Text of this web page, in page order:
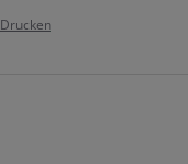
Drucken